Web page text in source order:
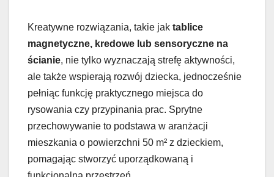
Kreatywne rozwiązania, takie jak tablice
magnetyczne, kredowe lub sensoryczne na
ścianie, nie tylko wyznaczają strefę aktywności,
ale także wspierają rozwój dziecka, jednocześnie
pełniąc funkcję praktycznego miejsca do
rysowania czy przypinania prac. Sprytne
przechowywanie to podstawa w aranżacji
mieszkania o powierzchni 50 m² z dzieckiem,
pomagając stworzyć uporządkowaną i